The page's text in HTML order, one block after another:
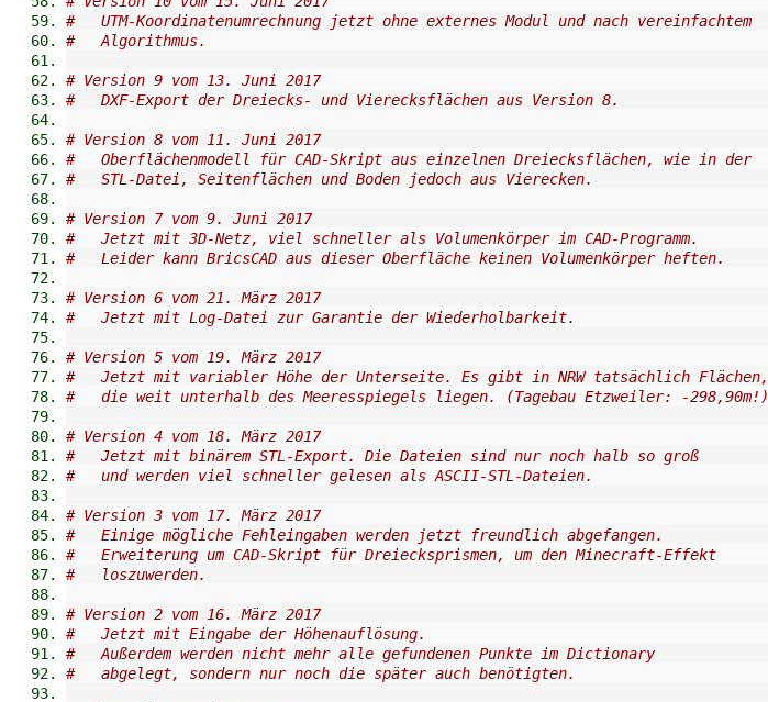
#   UTM-Koordinatenumrechnung jetzt ohne externes Modul und nach vereinfachtem
#   Algorithmus.
# Version 9 vom 13. Juni 2017
#   DXF-Export der Dreiecks- und Vierecksflächen aus Version 8.
# Version 8 vom 11. Juni 2017
#   Oberflächenmodell für CAD-Skript aus einzelnen Dreiecksflächen, wie in der
#   STL-Datei, Seitenflächen und Boden jedoch aus Vierecken.
# Version 7 vom 9. Juni 2017
#   Jetzt mit 3D-Netz, viel schneller als Volumenkörper im CAD-Programm.
#   Leider kann BricsCAD aus dieser Oberfläche keinen Volumenkörper heften.
# Version 6 vom 21. März 2017
#   Jetzt mit Log-Datei zur Garantie der Wiederholbarkeit.
# Version 5 vom 19. März 2017
#   Jetzt mit variabler Höhe der Unterseite. Es gibt in NRW tatsächlich Flächen,
#   die weit unterhalb des Meeresspiegels liegen. (Tagebau Etzweiler: -298,90m!)
# Version 4 vom 18. März 2017
#   Jetzt mit binärem STL-Export. Die Dateien sind nur noch halb so groß
#   und werden viel schneller gelesen als ASCII-STL-Dateien.
# Version 3 vom 17. März 2017
#   Einige mögliche Fehleingaben werden jetzt freundlich abgefangen.
#   Erweiterung um CAD-Skript für Dreiecksprismen, um den Minecraft-Effekt
#   loszuwerden.
# Version 2 vom 16. März 2017
#   Jetzt mit Eingabe der Höhenauflösung.
#   Außerdem werden nicht mehr alle gefundenen Punkte im Dictionary
#   abgelegt, sondern nur noch die später auch benötigten.